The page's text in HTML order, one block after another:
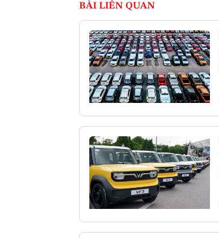
BÀI LIÊN QUAN